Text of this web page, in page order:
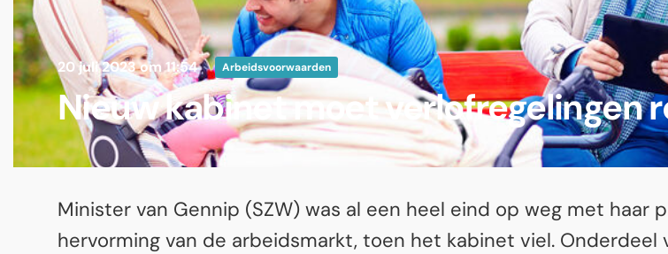
20 juli 2023 om 11:54 Arbeidsvoorwaarden
Nieuw kabinet moet verlofregelingen
Minister van Gennip (SZW) was al een heel eind op weg met haar
hervorming van de arbeidsmarkt, toen het kabinet viel. Onderdeel